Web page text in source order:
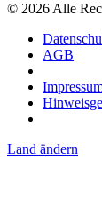
© 2026 Alle
AGB
Land ändern